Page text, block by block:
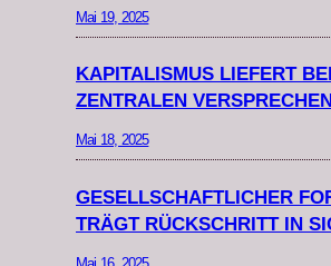
Mai 19, 2025
KAPITALISMUS LIEFERT
ZENTRALEN
Mai 18, 2025
GESELLSCHAFTLICHER
TRÄGT RÜCKSCHRITT IN